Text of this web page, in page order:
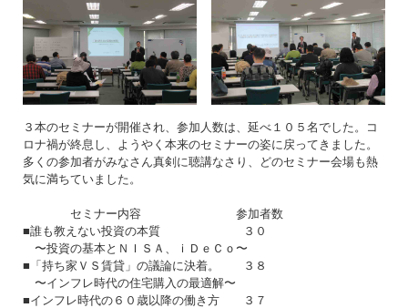
３本のセミナーが開催され、参加人数は、延べ１０５名でした。コ
ロナ禍が終息し、ようやく本来のセミナーの姿に戻ってきました。
多くの参加者がみなさん真剣に聴講なさり、どのセミナー会場も熱
気に満ちていました。
セミナー内容 参加者数
■誰も教えない投資の本質 ３０
〜投資の基本とＮＩＳＡ、ｉＤｅＣｏ〜
■「持ち家ＶＳ賃貸」の議論に決着。 ３８
〜インフレ時代の住宅購入の最適解〜
■インフレ時代の６０歳以降の働き方 ３７